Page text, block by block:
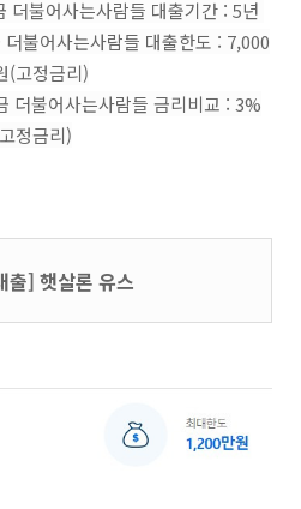
더불어사는사람들 대출기간 : 5년
불어사는사람들 대출한도 : 7,000
(고정금리)
더불어사는사람들 금리비교 : 3%
정금리)
출] 햇살론 유스